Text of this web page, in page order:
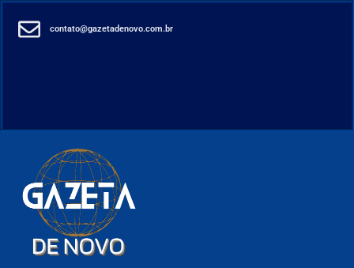
contato@gazetadenovo.com.br